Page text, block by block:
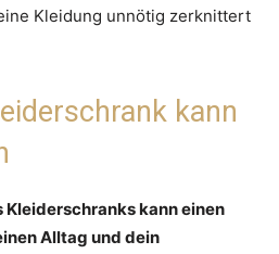
Kleidung unnötig zerknittert
kann
Kleiderschranks kann einen
Alltag und dein